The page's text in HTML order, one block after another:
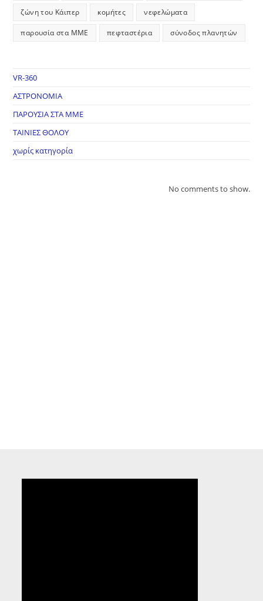
ζώνη του Κάιπερ κομήτες νεφελώματα
παρουσία στα ΜΜΕ πεφταστέρια σύνοδος πλανητών
VR-360
ΑΣΤΡΟΝΟΜΙΑ
ΠΑΡΟΥΣΙΑ ΣΤΑ ΜΜΕ
ΤΑΙΝΙΕΣ ΘΟΛΟΥ
χωρίς κατηγορία
No comments to show.